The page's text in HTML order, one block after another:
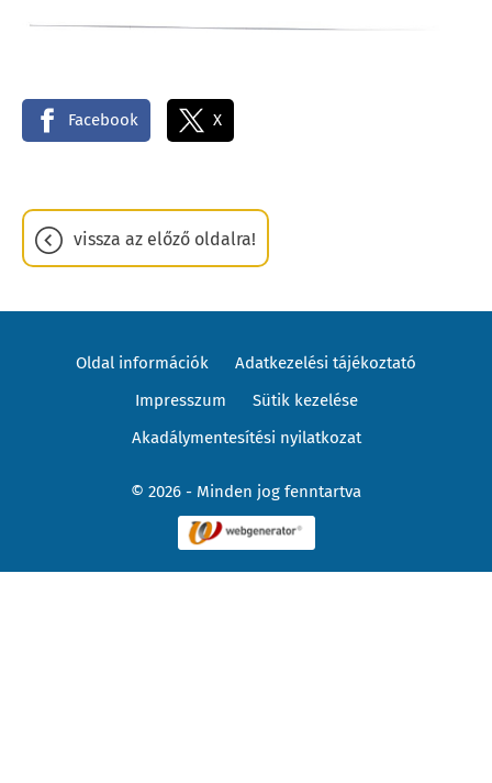
Facebook X
vissza az előző oldalra!
© 2026 - Minden jog fenntartva
Oldal információk
Adatkezelési tájékoztató
Impresszum
Sütik kezelése
Akadálymentesítési nyilatkozat